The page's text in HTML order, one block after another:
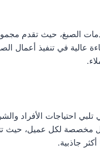
الصبغ، حيث تقدم
عالية في تنفيذ أعمال
احتياجات الأفراد
مخصصة لكل عميل، حيث
جاذبية.